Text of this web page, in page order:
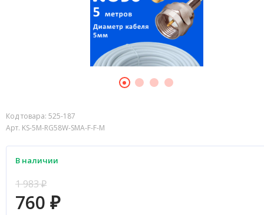
Код товара: 525-187
Арт. KS-5M-RG58W-SMA-F-F-M
В наличии
1 983₽
760 ₽